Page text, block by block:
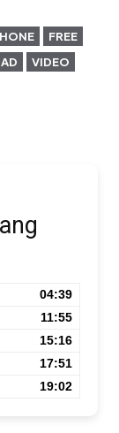
FREE
VIDEO
04:39
11:55
15:16
17:51
19:02